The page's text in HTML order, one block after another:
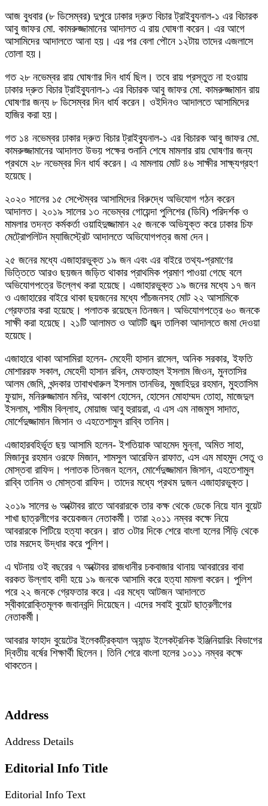
আজ বুধবার (৮ ডিসেম্বর) দুপুরে ঢাকার দ্রুত বিচার ট্রাইব্যুনাল-১ এর বিচারক
আবু জাফর মো. কামরুজ্জামানের আদালত এ রায় ঘোষণা করেন। এর আগে
আসামিদের আদালতে আনা হয়। এর পর বেলা পৌনে ১২টায় তাদের এজলাসে
তোলা হয়।
গত ২৮ নভেম্বর রায় ঘোষণার দিন ধার্য ছিল। তবে রায় প্রস্তুত না হওয়ায়
ঢাকার দ্রুত বিচার ট্রাইব্যুনাল-১ এর বিচারক আবু জাফর মো. কামরুজ্জামান রায়
ঘোষণার জন্য ৮ ডিসেম্বর দিন ধার্য করেন। ওইদিনও আদালতে আসামিদের
হাজির করা হয়।
গত ১৪ নভেম্বর ঢাকার দ্রুত বিচার ট্রাইব্যুনাল-১ এর বিচারক আবু জাফর মো.
কামরুজ্জামানের আদালত উভয় পক্ষের শুনানি শেষে মামলার রায় ঘোষণার জন্য
প্রথমে ২৮ নভেম্বর দিন ধার্য করেন। এ মামলায় মোট ৪৬ সাক্ষীর সাক্ষ্যগ্রহণ
হয়েছে।
২০২০ সালের ১৫ সেপ্টেম্বর আসামিদের বিরুদ্ধে অভিযোগ গঠন করেন
আদালত। ২০১৯ সালের ১৩ নভেম্বর গোয়েন্দা পুলিশের (ডিবি) পরিদর্শক ও
মামলার তদন্ত কর্মকর্তা ওয়াহিদুজ্জামান ২৫ জনকে অভিযুক্ত করে ঢাকার চিফ
মেট্রোপলিটন ম্যাজিস্ট্রেট আদালতে অভিযোগপত্র জমা দেন।
২৫ জনের মধ্যে এজাহারভুক্ত ১৯ জন এবং এর বাইরে তথ্য-প্রমাণের
ভিত্তিতে আরও ছয়জন জড়িত থাকার প্রাথমিক প্রমাণ পাওয়া গেছে বলে
অভিযোগপত্রে উল্লেখ করা হয়েছে। এজাহারভুক্ত ১৯ জনের মধ্যে ১৭ জন
ও এজাহারের বাইরে থাকা ছয়জনের মধ্যে পাঁচজনসহ মোট ২২ আসামিকে
গ্রেফতার করা হয়েছে। পলাতক রয়েছেন তিনজন। অভিযোগপত্রে ৬০ জনকে
সাক্ষী করা হয়েছে। ২১টি আলামত ও আটটি জব্দ তালিকা আদালতে জমা দেওয়া
হয়েছে।
এজাহারে থাকা আসামিরা হলেন- মেহেদী হাসান রাসেল, অনিক সরকার, ইফতি
মোশাররফ সকাল, মেহেদী হাসান রবিন, মেফতাহুল ইসলাম জিওন, মুনতাসির
আলম জেমি, খন্দকার তাবাখখারুল ইসলাম তানভির, মুজাহিদুর রহমান, মুহতাসিম
ফুয়াদ, মনিরুজ্জামান মনির, আকাশ হোসেন, হোসেন মোহাম্মদ তোহা, মাজেদুল
ইসলাম, শামীম বিল্লাহ, মোয়াজ আবু হুরায়রা, এ এস এম নাজমুস সাদাত,
মোর্শেদুজ্জামান জিসান ও এহতেশামুল রাব্বি তানিম।
এজাহারবহির্ভূত ছয় আসামি হলেন- ইশতিয়াক আহমেদ মুন্না, অমিত সাহা,
মিজানুর রহমান ওরফে মিজান, শামসুল আরেফিন রাফাত, এস এম মাহমুদ সেতু ও
মোস্তবা রাফিদ। পলাতক তিনজন হলেন, মোর্শেদুজ্জামান জিসান, এহতেশামুল
রাব্বি তানিম ও মোস্তবা রাফিদ। তাদের মধ্যে প্রথম দুজন এজাহারভুক্ত।
২০১৯ সালের ৬ অক্টোবর রাতে আবরারকে তার কক্ষ থেকে ডেকে নিয়ে যান বুয়েট
শাখা ছাত্রলীগের কয়েকজন নেতাকর্মী। তারা ২০১১ নম্বর কক্ষে নিয়ে
আবরারকে পিটিয়ে হত্যা করেন। রাত ৩টার দিকে শেরে বাংলা হলের সিঁড়ি থেকে
তার মরদেহ উদ্ধার করে পুলিশ।
এ ঘটনায় ওই বছরের ৭ অক্টোবর রাজধানীর চকবাজার থানায় আবরারের বাবা
বরকত উল্লাহ বাদী হয়ে ১৯ জনকে আসামি করে হত্যা মামলা করেন। পুলিশ
পরে ২২ জনকে গ্রেফতার করে। এর মধ্যে আটজন আদালতে
স্বীকারোক্তিমূলক জবানবন্দি দিয়েছেন। এদের সবাই বুয়েট ছাত্রলীগের
নেতাকর্মী।
আবরার ফাহাদ বুয়েটের ইলেকট্রিক্যাল অ্যান্ড ইলেকট্রনিক ইঞ্জিনিয়ারিং বিভাগের
দ্বিতীয় বর্ষের শিক্ষার্থী ছিলেন। তিনি শেরে বাংলা হলের ১০১১ নম্বর কক্ষে
থাকতেন।
Address
Address Details
Editorial Info Title
Editorial Info Text